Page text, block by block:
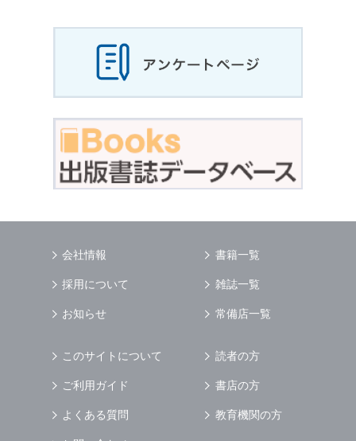
会社情報
採用について
お知らせ
書籍一覧
雑誌一覧
常備店一覧
このサイトについて
ご利用ガイド
よくある質問
読者の方
書店の方
教育機関の方